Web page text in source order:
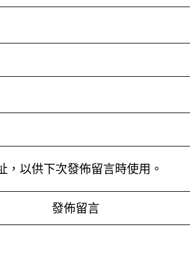
以供下次發佈留言時使用。